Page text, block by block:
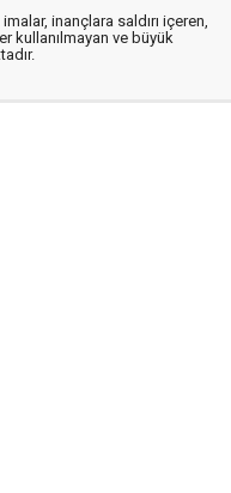
inançlara saldırı içeren,
kullanılmayan ve büyük